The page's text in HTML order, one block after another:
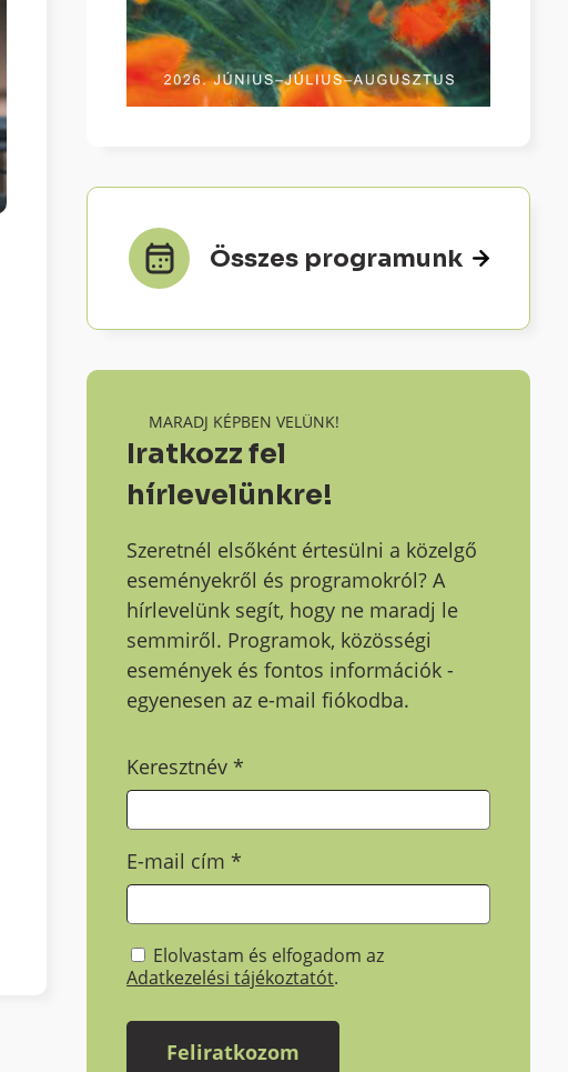
Összes programunk
MARADJ KÉPBEN VELÜNK!
Iratkozz fel
hírlevelünkre!
Szeretnél elsőként értesülni a közelgő
eseményekről és programokról? A
hírlevelünk segít, hogy ne maradj le
semmiről. Programok, közösségi
események és fontos információk -
egyenesen az e-mail fiókodba.
Keresztnév*
E-mail cím*
Elolvastam és elfogadom az
Adatkezelési tájékoztatót.